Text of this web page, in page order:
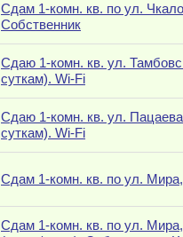
Сдам 1-комн. кв. по ул.
Собственник
Сдаю 1-комн. кв. ул.
суткам). Wi-Fi
Сдаю 1-комн. кв. ул.
суткам). Wi-Fi
Сдам 1-комн. кв. по ул.
Сдам 1-комн. кв. по ул.